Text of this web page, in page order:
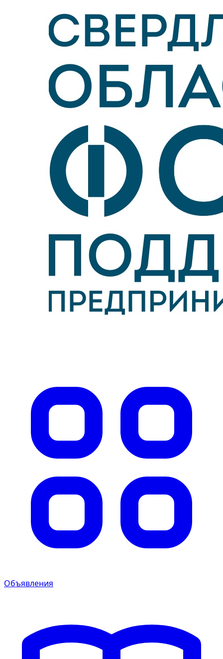
Объявления